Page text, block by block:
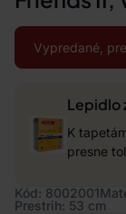
Vypredané,
Lepidlo
K
presne
Kód: 8002001
Prestrih: 53 cm